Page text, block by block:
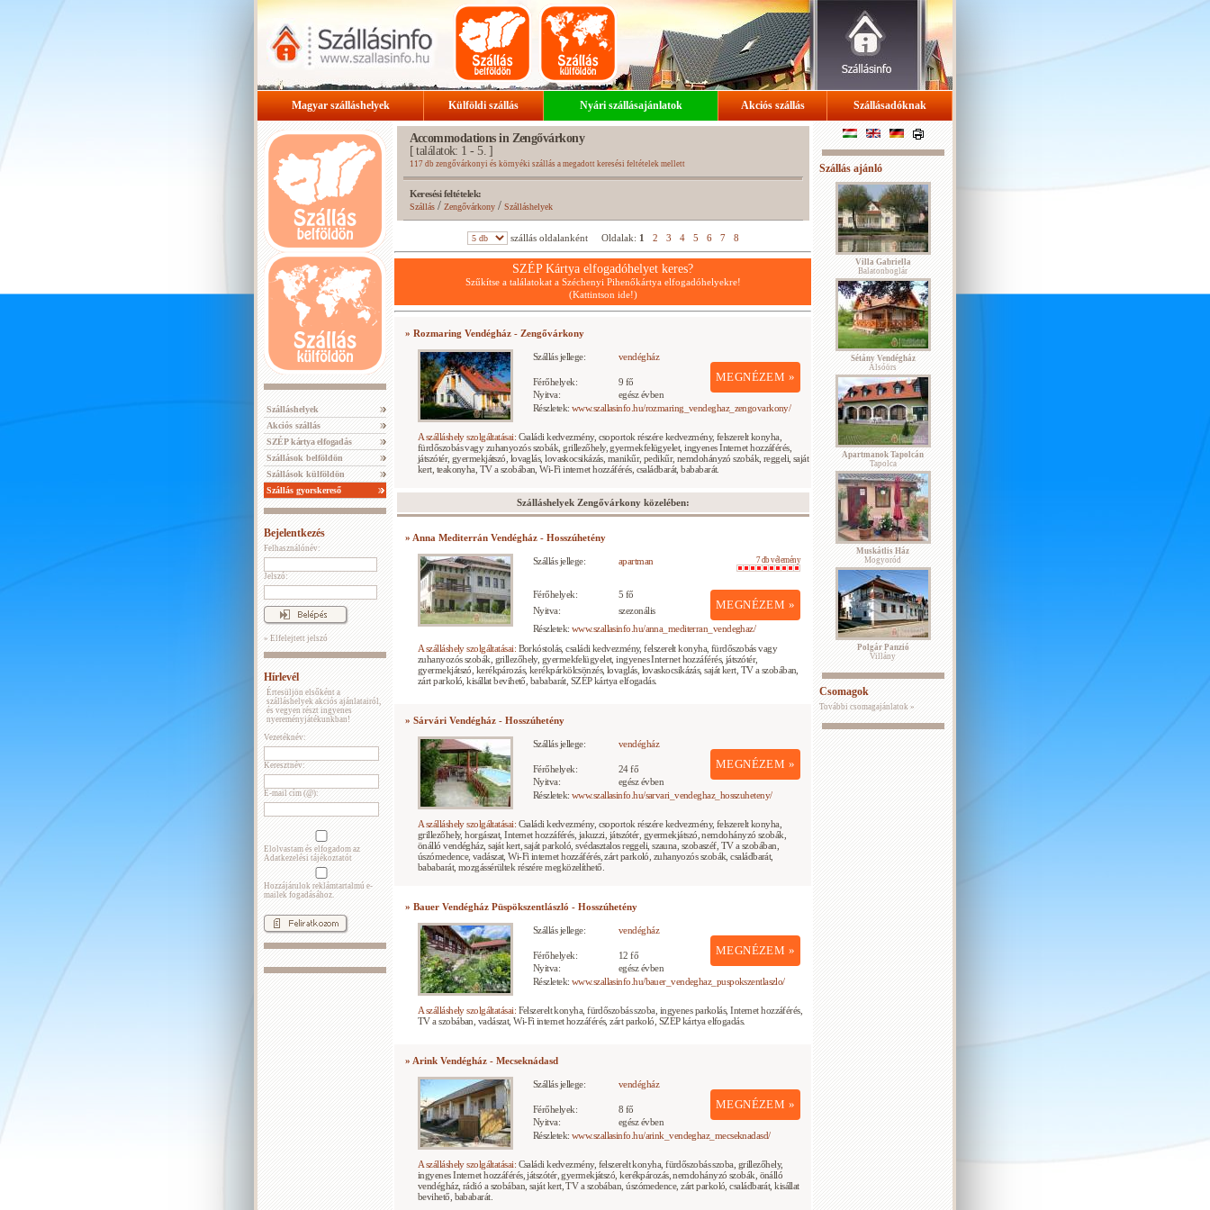
Magyar szálláshelyek Külföldi szállás Nyári szállásajánlatok Akciós szállás Szállásadóknak
Szálláshelyek
Akciós szállás
SZÉP kártya elfogadás
Szállások belföldön
Szállások külföldön
Szállás gyorskereső
Bejelentkezés
Felhasználónév:
Jelszó:
» Elfelejtett jelszó
Hírlevél
Értesüljön elsőként a
szálláshelyek akciós ajánlatairól,
és vegyen részt ingyenes
nyereményjátékunkban!
Vezetéknév:
Keresztnév:
E-mail cím (@):
Elolvastam és elfogadom az
Adatkezelési tájékoztatót
Hozzájárulok reklámtartalmú e-
mailek fogadásához.
Accommodations in Zengővárkony
[ találatok: 1 - 5. ]
117 db zengővárkonyi és környéki szállás a megadott keresési feltételek mellett
Keresési feltételek:
Szállás/ Zengővárkony/Szálláshelyek
szállás oldalanként Oldalak: 1 2 3 4 5 6 7 8
SZÉP Kártya elfogadóhelyet keres?
Szűkítse a találatokat a Széchenyi Pihenőkártya elfogadóhelyekre!
(Kattintson ide!)
» Rozmaring Vendégház - Zengővárkony
Szállás jellege: vendégház
MEGNÉZEM »
Férőhelyek:
9 fő
Nyitva:
egész évben
Részletek: www.szallasinfo.hu/rozmaring_vendeghaz_zengovarkony/
A szálláshely szolgáltatásai: Családi kedvezmény, csoportok részére kedvezmény, felszerelt konyha,
fürdőszobás vagy zuhanyozós szobák, grillezőhely, gyermekfelügyelet, ingyenes Internet hozzáférés,
játszótér, gyermekjátszó, lovaglás, lovaskocsikázás, manikűr, pedikűr, nemdohányzó szobák, reggeli, saját
kert, teakonyha, TV a szobában, Wi-Fi internet hozzáférés, családbarát, bababarát.
Szálláshelyek Zengővárkony közelében:
» Anna Mediterrán Vendégház - Hosszúhetény
Szállás jellege: apartman 7 db vélemény
MEGNÉZEM »
Férőhelyek:
5 fő
Nyitva:
szezonális
Részletek: www.szallasinfo.hu/anna_mediterran_vendeghaz/
A szálláshely szolgáltatásai: Borkóstolás, családi kedvezmény, felszerelt konyha, fürdőszobás vagy
zuhanyozós szobák, grillezőhely, gyermekfelügyelet, ingyenes Internet hozzáférés, játszótér,
gyermekjátszó, kerékpározás, kerékpárkölcsönzés, lovaglás, lovaskocsikázás, saját kert, TV a szobában,
zárt parkoló, kisállat bevihető, bababarát, SZÉP kártya elfogadás.
» Sárvári Vendégház - Hosszúhetény
Szállás jellege: vendégház
MEGNÉZEM »
Férőhelyek:
24 fő
Nyitva:
egész évben
Részletek: www.szallasinfo.hu/sarvari_vendeghaz_hosszuheteny/
A szálláshely szolgáltatásai: Családi kedvezmény, csoportok részére kedvezmény, felszerelt konyha,
grillezőhely, horgászat, Internet hozzáférés, jakuzzi, játszótér, gyermekjátszó, nemdohányzó szobák,
önálló vendégház, saját kert, saját parkoló, svédasztalos reggeli, szauna, szobaszéf, TV a szobában,
úszómedence, vadászat, Wi-Fi internet hozzáférés, zárt parkoló, zuhanyozós szobák, családbarát,
bababarát, mozgássérültek részére megközelíthető.
» Bauer Vendégház Püspökszentlászló - Hosszúhetény
Szállás jellege: vendégház
MEGNÉZEM »
Férőhelyek:
12 fő
Nyitva:
egész évben
Részletek: www.szallasinfo.hu/bauer_vendeghaz_puspokszentlaszlo/
A szálláshely szolgáltatásai: Felszerelt konyha, fürdőszobás szoba, ingyenes parkolás, Internet hozzáférés,
TV a szobában, vadászat, Wi-Fi internet hozzáférés, zárt parkoló, SZÉP kártya elfogadás.
» Arink Vendégház - Mecseknádasd
Szállás jellege: vendégház
MEGNÉZEM »
Férőhelyek:
8 fő
Nyitva:
egész évben
Részletek: www.szallasinfo.hu/arink_vendeghaz_mecseknadasd/
A szálláshely szolgáltatásai: Családi kedvezmény, felszerelt konyha, fürdőszobás szoba, grillezőhely,
ingyenes Internet hozzáférés, játszótér, gyermekjátszó, kerékpározás, nemdohányzó szobák, önálló
vendégház, rádió a szobában, saját kert, TV a szobában, úszómedence, zárt parkoló, családbarát, kisállat
bevihető, bababarát.
Szállás ajánló
Villa Gabriella
Balatonboglár
Sétány Vendégház
Alsóörs
Apartmanok Tapolcán
Tapolca
Muskátlis Ház
Mogyoród
Polgár Panzió
Villány
Csomagok
További csomagajánlatok »